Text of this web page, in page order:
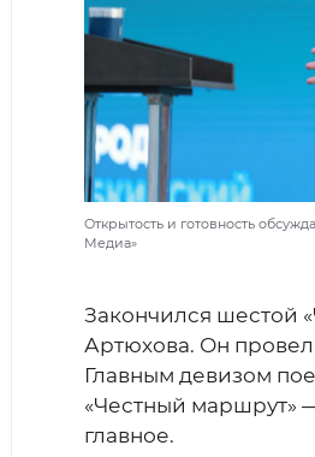
Открытость и готовность
Медиа»
Закончился шестой
Артюхова. Он провел
Главным девизом
«Честный маршрут»
главное.